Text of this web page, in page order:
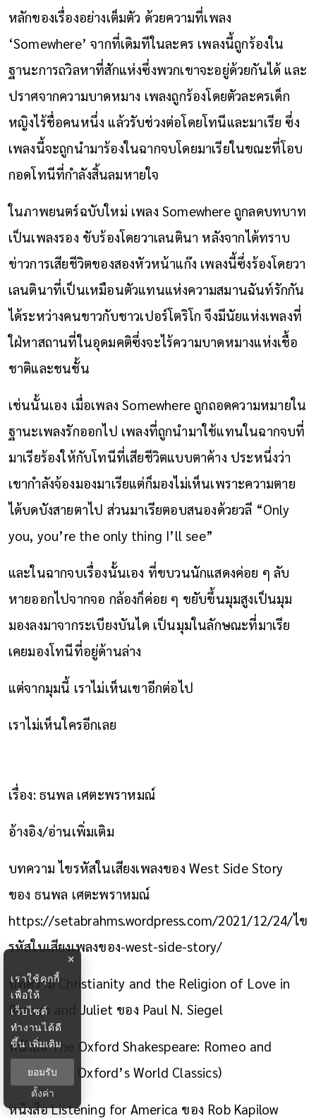
หลักของเรื่องอย่างเต็มตัว ด้วยความที่เพลง
‘Somewhere’ จากที่เดิมทีในละคร เพลงนี้ถูกร้องใน
ฐานะการถวิลหาที่สักแห่งซึ่งพวกเขาจะอยู่ด้วยกันได้ และ
ปราศจากความบาดหมาง เพลงถูกร้องโดยตัวละครเด็ก
หญิงไร้ชื่อคนหนึ่ง แล้วรับช่วงต่อโดยโทนีและมาเรีย ซึ่ง
เพลงนี้จะถูกนำมาร้องในฉากจบโดยมาเรียในขณะที่โอบ
กอดโทนีที่กำลังสิ้นลมหายใจ
ในภาพยนตร์ฉบับใหม่ เพลง Somewhere ถูกลดบทบาท
เป็นเพลงรอง ขับร้องโดยวาเลนตินา หลังจากได้ทราบ
ข่าวการเสียชีวิตของสองหัวหน้าแก๊ง เพลงนี้ซึ่งร้องโดยวา
เลนตินาที่เป็นเหมือนตัวแทนแห่งความสมานฉันท์รักกัน
ได้ระหว่างคนขาวกับชาวเปอร์โตริโก จึงมีนัยแห่งเพลงที่
ใฝ่หาสถานที่ในอุดมคติซึ่งจะไร้ความบาดหมางแห่งเชื้อ
ชาติและชนชั้น
เช่นนั้นเอง เมื่อเพลง Somewhere ถูกถอดความหมายใน
ฐานะเพลงรักออกไป เพลงที่ถูกนำมาใช้แทนในฉากจบที่
มาเรียร้องให้กับโทนีที่เสียชีวิตแบบตาค้าง ประหนึ่งว่า
เขากำลังจ้องมองมาเรียแต่ก็มองไม่เห็นเพราะความตาย
ได้บดบังสายตาไป ส่วนมาเรียตอบสนองด้วยวลี “Only
you, you’re the only thing I’ll see”
และในฉากจบเรื่องนั้นเอง ที่ขบวนนักแสดงค่อย ๆ ลับ
หายออกไปจากจอ กล้องก็ค่อย ๆ ขยับขึ้นมุมสูงเป็นมุม
มองลงมาจากระเบียงบันได เป็นมุมในลักษณะที่มาเรีย
เคยมองโทนีที่อยู่ด้านล่าง
แต่จากมุมนี้ เราไม่เห็นเขาอีกต่อไป
เราไม่เห็นใครอีกเลย
เรื่อง: ธนพล เศตะพราหมณ์
อ้างอิง/อ่านเพิ่มเติม
บทความ ไขรหัสในเสียงเพลงของ West Side Story
ของ ธนพล เศตะพราหมณ์
https://setabrahms.wordpress.com/2021/12/24/ไข
รหัสในเสียงเพลงของ-west-side-story/
บทความ Christianity and the Religion of Love in
Romeo and Juliet ของ Paul N. Siegel
หนังสือ The Oxford Shakespeare: Romeo and
Juliet (ฉบับ Oxford’s World Classics)
หนังสือ Listening for America ของ Rob Kapilow
×
เราใช้คุกกี้
เพื่อให้
เว็บไซต์
ทำงานได้ดี
ขึ้นเพิ่มเติม
ยอมรับ
ตั้งค่า